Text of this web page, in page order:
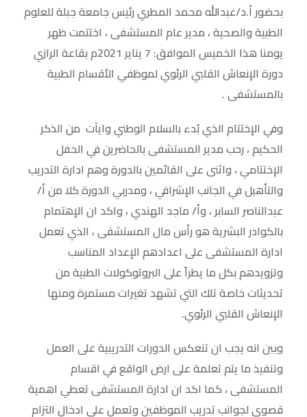
بحضور أ.د/عبدالله محمد المطري رئيس جامعة جبلة للعلوم
الطبية والصحية ، مدير عام المستشفى ، اختتمت ظهر
يومنا هذا الخميس الموافق: 7 يناير 2021م بقاعة الرازي
دورة الإنعاش القلبي الرئوي لموظفي الأقسام الطبية
بالمستشفى .
وفي الإختتام الذي بُدء بالسلام الوطني وايآت من الذكر
الحكيم ، رحب مدير المستشفى بالحاضرين في الحفل
الإختتامي ، واثنى على القائمين بالدورة وهم ادارة التدريب
والتأهيل في الجانب الإشرافي ، ومدربي الدورة كلا من أ/
عبدالناصر السابر ، وأ/ ماجد الهندي ، واكد ان الإهتمام
بالكوادر البشرية هو رأس مال المستشفى ، الذي تعمل
ادارة المستشفى على اعدادهم الإعداد المناسب
وتزويدهم بكل ما يطراً على البروتوكولات الطبية من
تحديثات خاصة تلك التي تشهد تغيرات مستمرة ومنها
الإنعاش القلبي الرئوي.
وبين انه يجب ان تنعكس الدورات التدريبية على العمل
وتنفيذ ما يتم تعلمة على ارض الواقع في اقسام
المستشفى ، كما اكد ان ادارة المستشفى تعطي اهمية
قصوى لجوانب تدريب الموظفين وتعمل على ادخال التزام